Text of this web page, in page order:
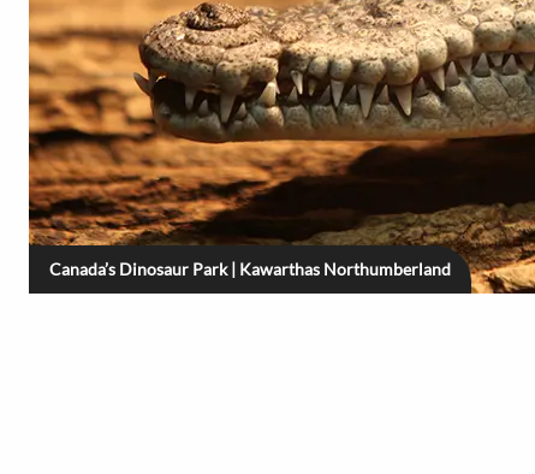
Canada’s Dinosaur Park | Kawarthas Northumberland